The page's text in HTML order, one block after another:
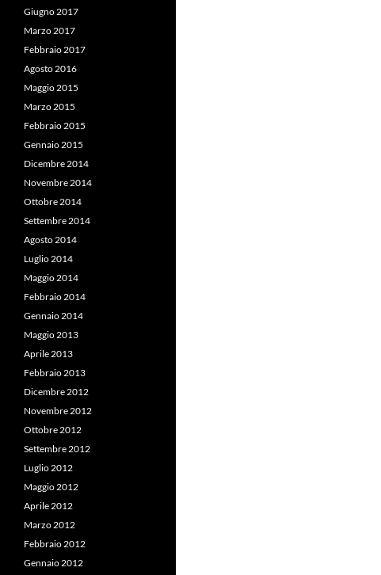
Giugno 2017
Marzo 2017
Febbraio 2017
Agosto 2016
Maggio 2015
Marzo 2015
Febbraio 2015
Gennaio 2015
Dicembre 2014
Novembre 2014
Ottobre 2014
Settembre 2014
Agosto 2014
Luglio 2014
Maggio 2014
Febbraio 2014
Gennaio 2014
Maggio 2013
Aprile 2013
Febbraio 2013
Dicembre 2012
Novembre 2012
Ottobre 2012
Settembre 2012
Luglio 2012
Maggio 2012
Aprile 2012
Marzo 2012
Febbraio 2012
Gennaio 2012